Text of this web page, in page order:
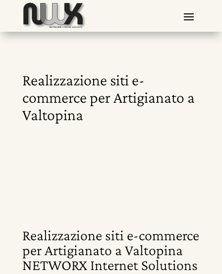
Realizzazione siti e-
commerce per Artigianato a
Valtopina
Realizzazione siti e-commerce
per Artigianato a Valtopina
NETWORX Internet Solutions